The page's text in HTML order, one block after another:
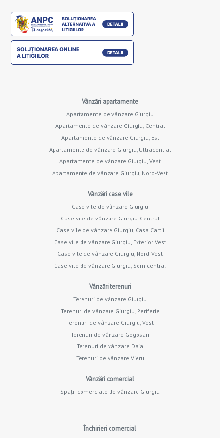
Vânzări apartamente
Apartamente de vânzare Giurgiu
Apartamente de vânzare Giurgiu, Central
Apartamente de vânzare Giurgiu, Est
Apartamente de vânzare Giurgiu, Ultracentral
Apartamente de vânzare Giurgiu, Vest
Apartamente de vânzare Giurgiu, Nord-Vest
Vânzări case vile
Case vile de vânzare Giurgiu
Case vile de vânzare Giurgiu, Central
Case vile de vânzare Giurgiu, Casa Cartii
Case vile de vânzare Giurgiu, Exterior Vest
Case vile de vânzare Giurgiu, Nord-Vest
Case vile de vânzare Giurgiu, Semicentral
Vânzări terenuri
Terenuri de vânzare Giurgiu
Terenuri de vânzare Giurgiu, Periferie
Terenuri de vânzare Giurgiu, Vest
Terenuri de vânzare Gogosari
Terenuri de vânzare Daia
Terenuri de vânzare Vieru
Vânzări comercial
Spații comerciale de vânzare Giurgiu
Închirieri comercial